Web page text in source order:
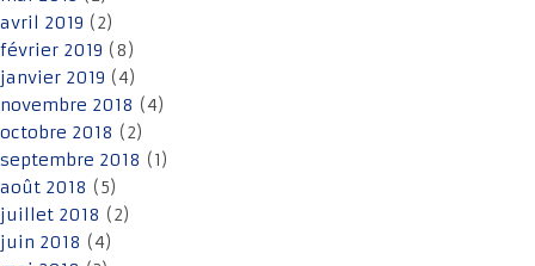
avril 2019 (2)
février 2019 (8)
janvier 2019 (4)
novembre 2018 (4)
octobre 2018 (2)
septembre 2018 (1)
août 2018 (5)
juillet 2018 (2)
juin 2018 (4)